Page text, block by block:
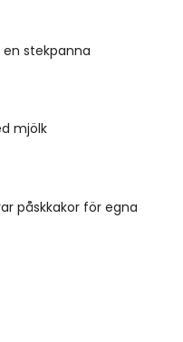
stekpanna
mjölk
påskkakor för egna